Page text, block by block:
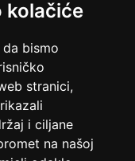
kolačiće
bismo
stranici,
i ciljane
na našoj